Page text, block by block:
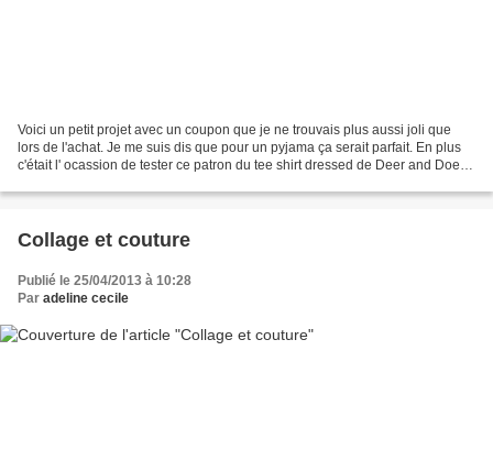
Voici un petit projet avec un coupon que je ne trouvais plus aussi joli que
lors de l'achat. Je me suis dis que pour un pyjama ça serait parfait. En plus
c'était l' ocassion de tester ce patron du tee shirt dressed de Deer and Doe.
Collage et couture
Publié le 25/04/2013 à 10:28
Par adeline cecile